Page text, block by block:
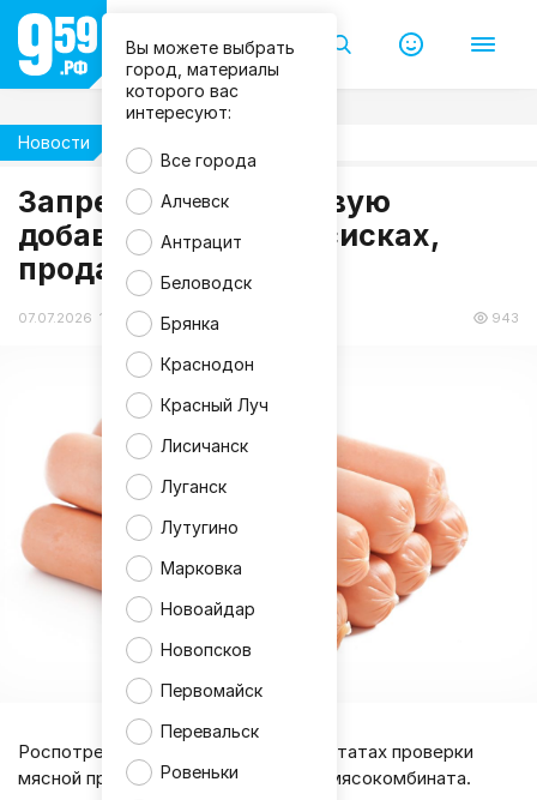
Вы можете выбрать
город, материалы
которого вас
интересуют:
Все города
Алчевск
Антрацит
Беловодск
Брянка
Краснодон
Красный Луч
Лисичанск
Луганск
Лутугино
Марковка
Новоайдар
Новопсков
Первомайск
Перевальск
Ровеньки
Новости
Запрещенную пищевую
добавку нашли в сосисках,
продаваемых в ЛНР
07.07.2026 16:47 943
m
a
g
n
i
f
c
Роспотребнадзор сообщил о результатах проверки
мясной продукции Великолукского мясокомбината.